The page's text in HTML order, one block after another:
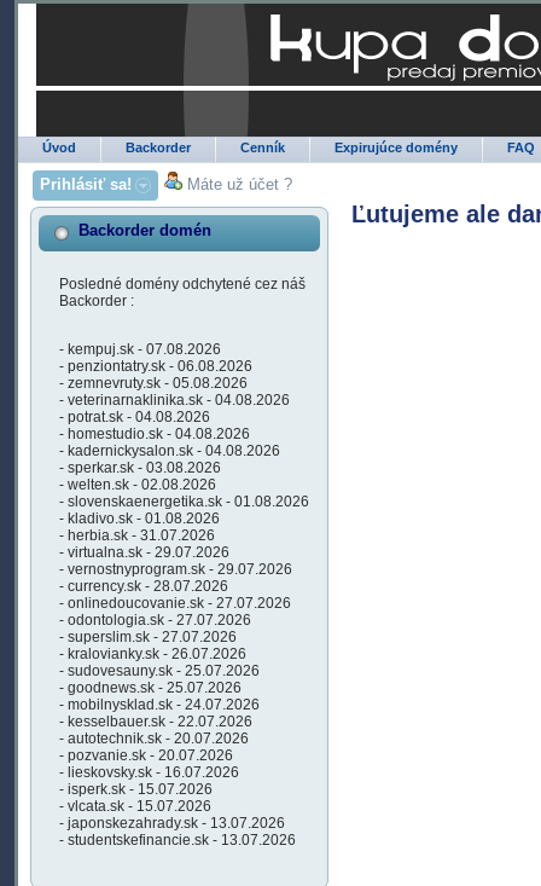
Úvod Backorder Cenník Expirujúce domény FAQ
Prihlásiť sa! Máte už účet ?
Backorder domén
Posledné domény odchytené cez náš
Backorder :
- kempuj.sk - 07.08.2026
- penziontatry.sk - 06.08.2026
- zemnevruty.sk - 05.08.2026
- veterinarnaklinika.sk - 04.08.2026
- potrat.sk - 04.08.2026
- homestudio.sk - 04.08.2026
- kadernickysalon.sk - 04.08.2026
- sperkar.sk - 03.08.2026
- welten.sk - 02.08.2026
- slovenskaenergetika.sk - 01.08.2026
- kladivo.sk - 01.08.2026
- herbia.sk - 31.07.2026
- virtualna.sk - 29.07.2026
- vernostnyprogram.sk - 29.07.2026
- currency.sk - 28.07.2026
- onlinedoucovanie.sk - 27.07.2026
- odontologia.sk - 27.07.2026
- superslim.sk - 27.07.2026
- kralovianky.sk - 26.07.2026
- sudovesauny.sk - 25.07.2026
- goodnews.sk - 25.07.2026
- mobilnysklad.sk - 24.07.2026
- kesselbauer.sk - 22.07.2026
- autotechnik.sk - 20.07.2026
- pozvanie.sk - 20.07.2026
- lieskovsky.sk - 16.07.2026
- isperk.sk - 15.07.2026
- vlcata.sk - 15.07.2026
- japonskezahrady.sk - 13.07.2026
- studentskefinancie.sk - 13.07.2026
Ľutujeme ale